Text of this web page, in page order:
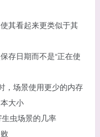
其看起来更类似于其
存日期而不是“正在使
，场景使用更少的内存
大小
生虫场景的几率